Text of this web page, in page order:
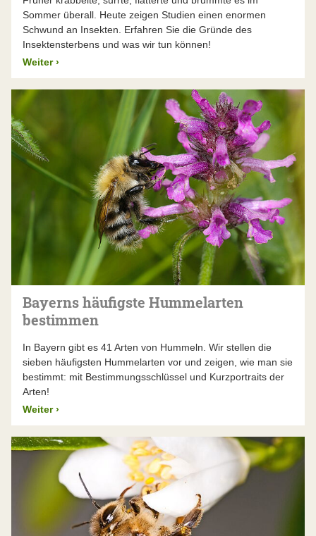
Sommer überall. Heute zeigen Studien einen enormen
Schwund an Insekten. Erfahren Sie die Gründe des
Insektensterbens und was wir tun können!
Weiter ›
Bayerns häufigste Hummelarten
bestimmen
In Bayern gibt es 41 Arten von Hummeln. Wir stellen die
sieben häufigsten Hummelarten vor und zeigen, wie man sie
bestimmt: mit Bestimmungsschlüssel und Kurzportraits der
Arten!
Weiter ›